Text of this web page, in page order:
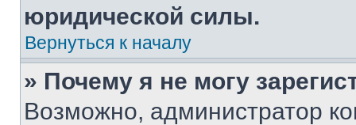
юридической силы.
Вернуться к началу
» Почему я не могу
Возможно, администратор